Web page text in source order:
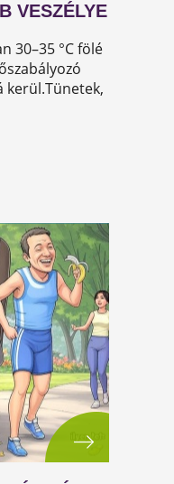
VESZÉLYE
30–35 °C fölé
kerül.Tünetek,